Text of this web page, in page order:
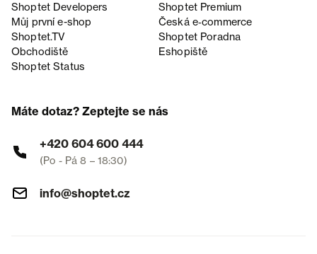
Shoptet Developers
Shoptet Premium
Můj první e-shop
Česká e‑commerce
Shoptet.TV
Shoptet Poradna
Obchodiště
Eshopiště
Shoptet Status
Máte dotaz? Zeptejte se nás
+420 604 600 444
(Po - Pá 8 – 18:30)
info@shoptet.cz